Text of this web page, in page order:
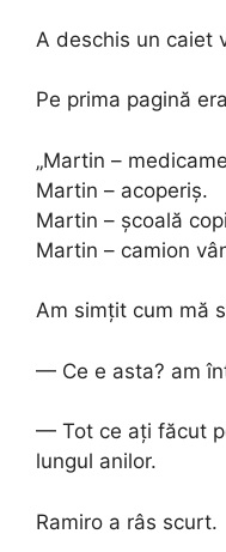
A deschis un caiet
Pe prima pagină
„Martin –
Martin – acoperiș.
Martin – școală
Martin – camion
Am simțit cum mă
— Ce e asta? am
— Tot ce ați făcut
lungul anilor.
Ramiro a râs scurt.